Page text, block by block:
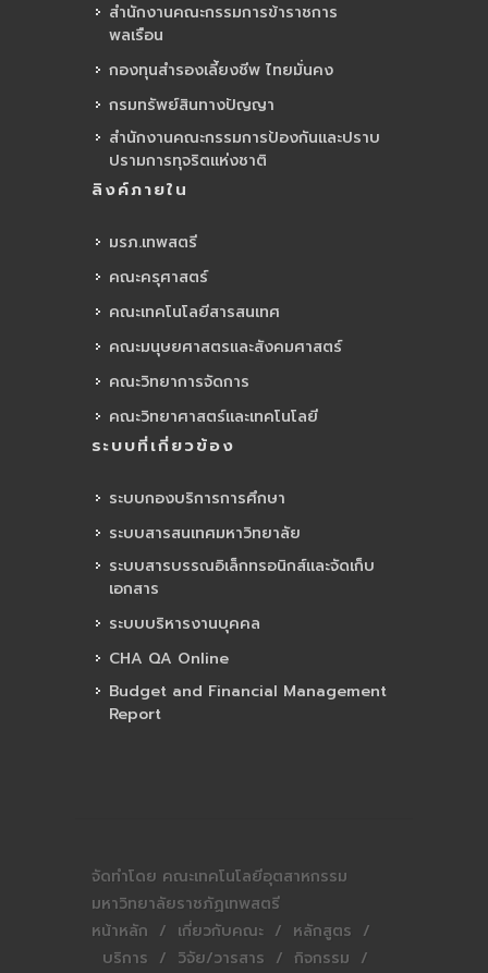
สำนักงานคณะกรรมการข้าราชการ
พลเรือน
กองทุนสำรองเลี้ยงชีพ ไทยมั่นคง
กรมทรัพย์สินทางปัญญา
สำนักงานคณะกรรมการป้องกันและปราบ
ปรามการทุจริตแห่งชาติ
ลิงค์ภายใน
มรภ.เทพสตรี
คณะครุศาสตร์
คณะเทคโนโลยีสารสนเทศ
คณะมนุษยศาสตรและสังคมศาสตร์
คณะวิทยาการจัดการ
คณะวิทยาศาสตร์และเทคโนโลยี
ระบบที่เกี่ยวข้อง
ระบบกองบริการการศึกษา
ระบบสารสนเทศมหาวิทยาลัย
ระบบสารบรรณอิเล็กทรอนิกส์และจัดเก็บ
เอกสาร
ระบบบริหารงานบุคคล
CHA QA Online
Budget and Financial Management
Report
จัดทำโดย คณะเทคโนโลยีอุตสาหกรรม
มหาวิทยาลัยราชภัฏเทพสตรี
หน้าหลัก / เกี่ยวกับคณะ / หลักสูตร /
บริการ / วิจัย/วารสาร / กิจกรรม /